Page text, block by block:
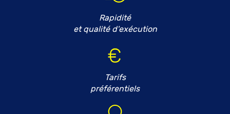
Rapidité
et qualité d'exécution
Tarifs
préférentiels